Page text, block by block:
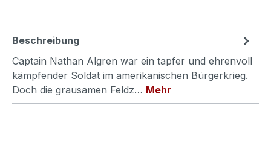
Beschreibung
Captain Nathan Algren war ein tapfer und ehrenvoll
kämpfender Soldat im amerikanischen Bürgerkrieg.
Doch die grausamen Feldz… Mehr